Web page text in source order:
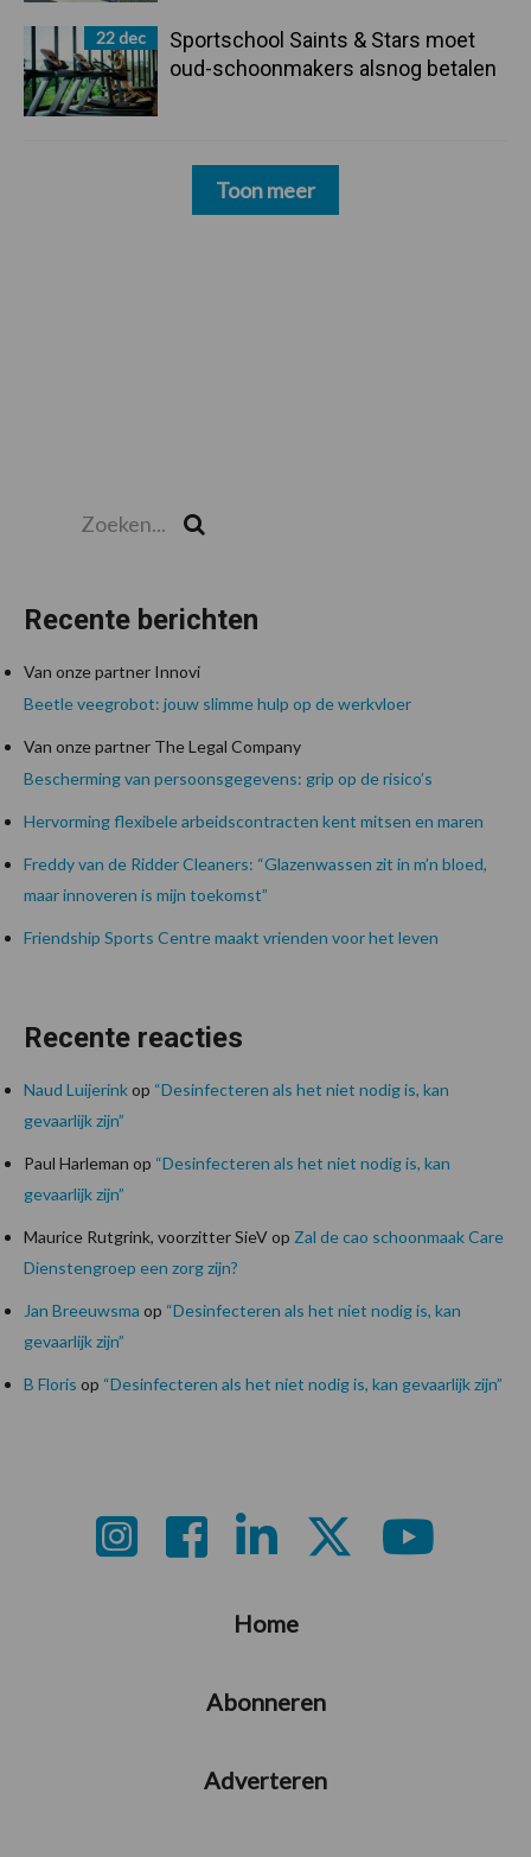
22 dec
Sportschool Saints & Stars moet
oud-schoonmakers alsnog betalen
Toon meer
Recente berichten
Van onze partner Innovi
Beetle veegrobot: jouw slimme hulp op de werkvloer
Van onze partner The Legal Company
Bescherming van persoonsgegevens: grip op de risico’s
Hervorming flexibele arbeidscontracten kent mitsen en maren
Freddy van de Ridder Cleaners: “Glazenwassen zit in m’n bloed,
maar innoveren is mijn toekomst”
Friendship Sports Centre maakt vrienden voor het leven
Recente reacties
Naud Luijerinkop “Desinfecteren als het niet nodig is, kan
gevaarlijk zijn”
Paul Harleman op “Desinfecteren als het niet nodig is, kan
gevaarlijk zijn”
Maurice Rutgrink, voorzitter SieVop Zal de cao schoonmaak Care
Dienstengroep een zorg zijn?
Jan Breeuwsma op “Desinfecteren als het niet nodig is, kan
gevaarlijk zijn”
B Floris op “Desinfecteren als het niet nodig is, kan gevaarlijk zijn”
Home
Abonneren
Adverteren